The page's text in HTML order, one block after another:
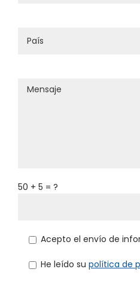
50 + 5 = ?
Acepto el envío de
He leído su política de